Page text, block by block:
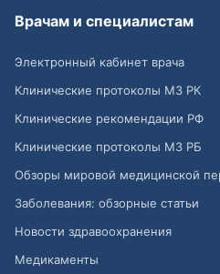
Врачам и специалистам
Электронный кабинет врача
Клинические протоколы МЗ РК
Клинические рекомендации РФ
Клинические протоколы МЗ РБ
Обзоры мировой медицинской
Заболевания: обзорные статьи
Новости здравоохранения
Медикаменты